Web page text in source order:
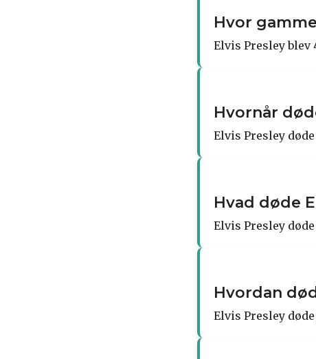
Hvor
Elvis Presley blev
Hvornår
Elvis Presley døde
Hvad døde
Elvis Presley
Hvordan
Elvis Presley